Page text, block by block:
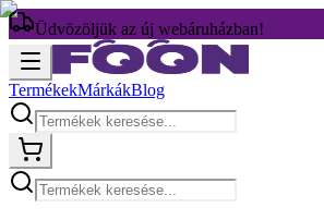
Üdvözöljük az új webáruházban!
TermékekMárkákBlog